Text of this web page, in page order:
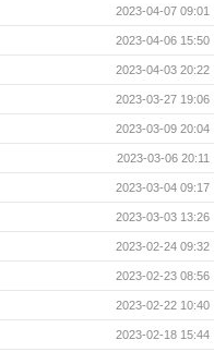
2023-04-07 09:01
2023-04-06 15:50
2023-04-03 20:22
2023-03-27 19:06
2023-03-09 20:04
2023-03-06 20:11
2023-03-04 09:17
2023-03-03 13:26
2023-02-24 09:32
2023-02-23 08:56
2023-02-22 10:40
2023-02-18 15:44